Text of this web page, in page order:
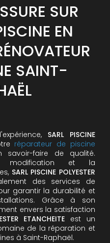
SUR
EN
SAINT-
SARL PISCINE
réparateur de piscine
savoir-faire de qualité.
modification et la
SARL PISCINE POLYESTER
des services de
garantir la durabilité et
Grâce à son
envers la satisfaction
ETANCHEITE est un
de la réparation et
à Saint-Raphaël.